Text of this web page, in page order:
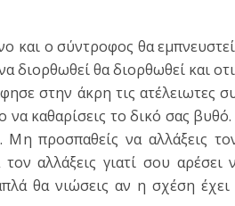
και ο σύντροφος θα
διορθωθεί θα διορθωθεί και
στην άκρη τις ατέλειωτες
να καθαρίσεις το δικό σας
Μη προσπαθείς να αλλάξεις
αλλάξεις γιατί σου
θα νιώσεις αν η σχέση